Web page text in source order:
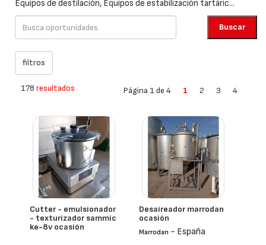
Equipos de destilación, Equipos de estabilización tartáric...
178 resultados Página 1 de 4 1 2 3 4
Cutter - emulsionador
- texturizador sammic
ke-8v ocasión
- España
Desaireador marrodan
ocasión
Marrodan - España